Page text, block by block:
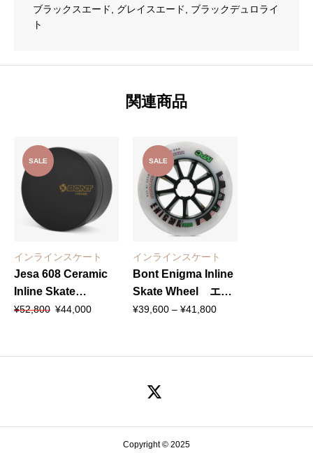
ブラックスエード, グレイスエード, ブラックデュロライ
ト
関連商品
インラインスケート
Jesa 608 Ceramic
Inline Skate
Bearings セラミッ
¥52,800
元
¥44,000
現
SALE
インラインスケート
Bont Enigma Inline
Skate Wheel エニ
グマ
¥39,600 – ¥41,800
価
SALE
Copyright © 2025